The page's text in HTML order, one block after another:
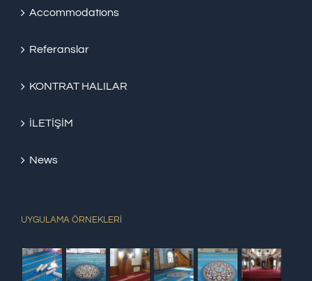
Accommodations
Referanslar
KONTRAT HALILAR
İLETİŞİM
News
UYGULAMA ÖRNEKLERİ